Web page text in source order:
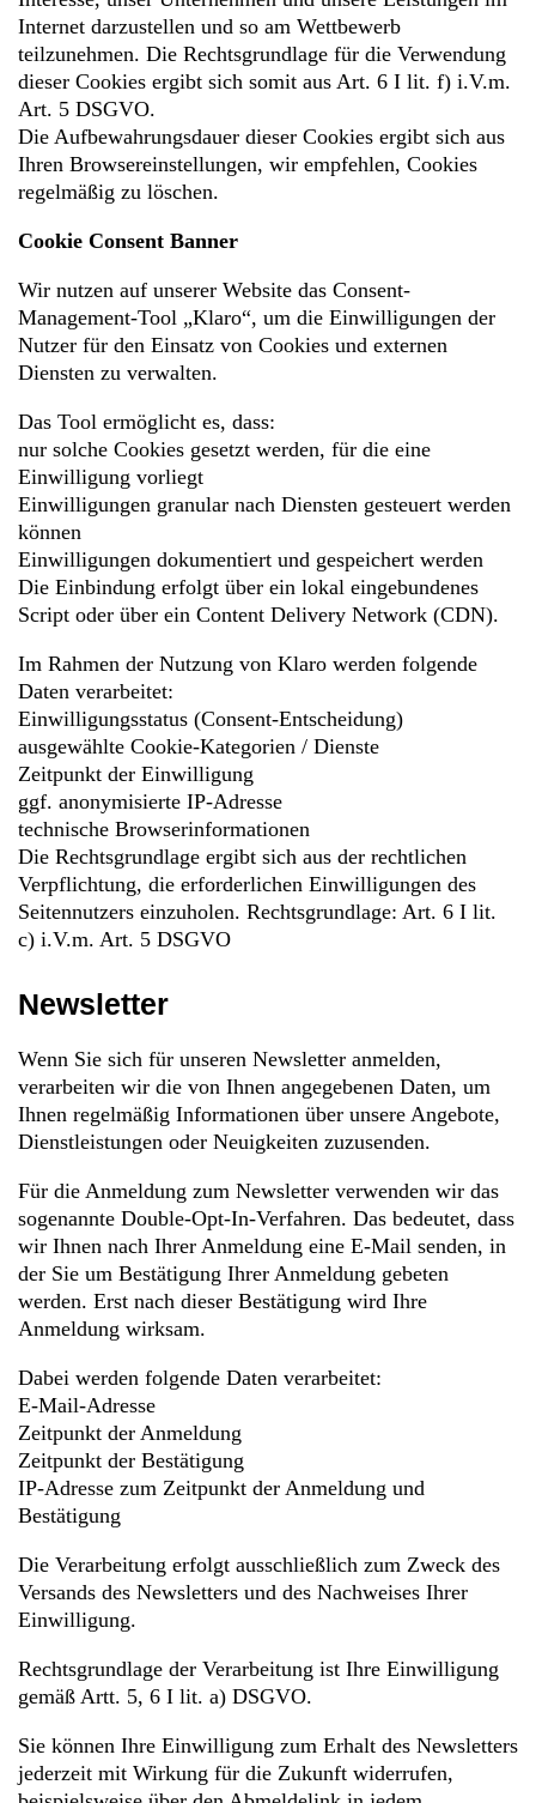
Internet darzustellen und so am Wettbewerb
teilzunehmen. Die Rechtsgrundlage für die Verwendung
dieser Cookies ergibt sich somit aus Art. 6 I lit. f) i.V.m.
Art. 5 DSGVO.
Die Aufbewahrungsdauer dieser Cookies ergibt sich aus
Ihren Browsereinstellungen, wir empfehlen, Cookies
regelmäßig zu löschen.
Cookie Consent Banner
Wir nutzen auf unserer Website das Consent-
Management-Tool „Klaro“, um die Einwilligungen der
Nutzer für den Einsatz von Cookies und externen
Diensten zu verwalten.
Das Tool ermöglicht es, dass:
nur solche Cookies gesetzt werden, für die eine
Einwilligung vorliegt
Einwilligungen granular nach Diensten gesteuert werden
können
Einwilligungen dokumentiert und gespeichert werden
Die Einbindung erfolgt über ein lokal eingebundenes
Script oder über ein Content Delivery Network (CDN).
Im Rahmen der Nutzung von Klaro werden folgende
Daten verarbeitet:
Einwilligungsstatus (Consent-Entscheidung)
ausgewählte Cookie-Kategorien / Dienste
Zeitpunkt der Einwilligung
ggf. anonymisierte IP-Adresse
technische Browserinformationen
Die Rechtsgrundlage ergibt sich aus der rechtlichen
Verpflichtung, die erforderlichen Einwilligungen des
Seitennutzers einzuholen. Rechtsgrundlage: Art. 6 I lit.
c) i.V.m. Art. 5 DSGVO
Newsletter
Wenn Sie sich für unseren Newsletter anmelden,
verarbeiten wir die von Ihnen angegebenen Daten, um
Ihnen regelmäßig Informationen über unsere Angebote,
Dienstleistungen oder Neuigkeiten zuzusenden.
Für die Anmeldung zum Newsletter verwenden wir das
sogenannte Double-Opt-In-Verfahren. Das bedeutet, dass
wir Ihnen nach Ihrer Anmeldung eine E-Mail senden, in
der Sie um Bestätigung Ihrer Anmeldung gebeten
werden. Erst nach dieser Bestätigung wird Ihre
Anmeldung wirksam.
Dabei werden folgende Daten verarbeitet:
E-Mail-Adresse
Zeitpunkt der Anmeldung
Zeitpunkt der Bestätigung
IP-Adresse zum Zeitpunkt der Anmeldung und
Bestätigung
Die Verarbeitung erfolgt ausschließlich zum Zweck des
Versands des Newsletters und des Nachweises Ihrer
Einwilligung.
Rechtsgrundlage der Verarbeitung ist Ihre Einwilligung
gemäß Artt. 5, 6 I lit. a) DSGVO.
Sie können Ihre Einwilligung zum Erhalt des Newsletters
jederzeit mit Wirkung für die Zukunft widerrufen,